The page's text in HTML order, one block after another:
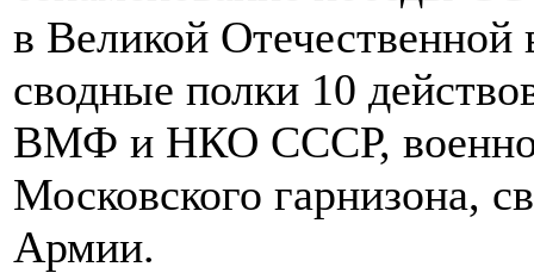
в Великой
сводные полки 10
ВМФ и НКО СССР,
Московского гарнизона,
Армии.